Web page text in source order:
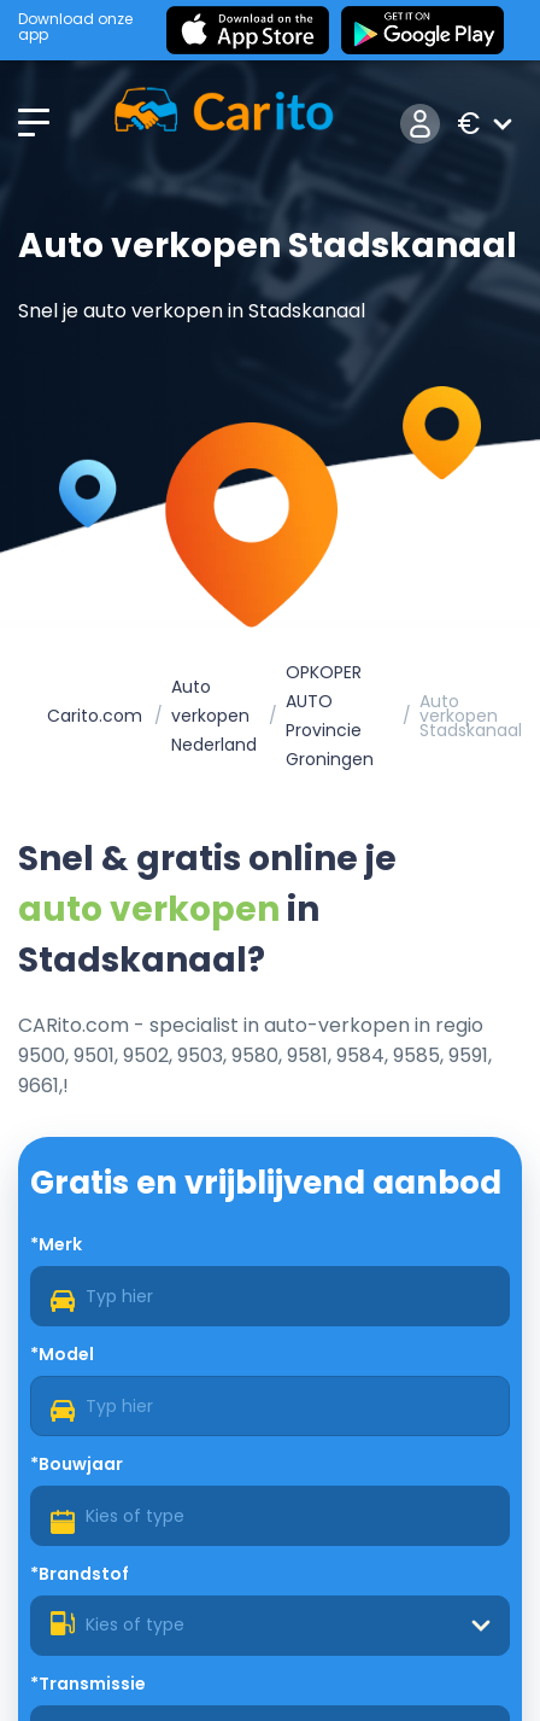
Download onze
app
€
Auto verkopen Stadskanaal
Snel je auto verkopen in Stadskanaal
Carito.com
Auto
verkopen
Nederland
OPKOPER
AUTO
Provincie
Groningen
Auto
verkopen
Stadskanaal
Snel & gratis online je
auto verkopen in
Stadskanaal?
CARito.com - specialist in auto-verkopen in regio
9500, 9501, 9502, 9503, 9580, 9581, 9584, 9585, 9591,
9661,!
Gratis en vrijblijvend aanbod
*Merk
*Model
*Bouwjaar
*Brandstof
Kies of type
*Transmissie